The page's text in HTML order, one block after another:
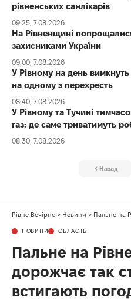
рівненських санлікарів
09:25, 7.08.2026
На Рівненщині
захисниками України
09:00, 7.08.2026
У Рівному на день
на одному з перехресть
08:40, 7.08.2026
У Рівному та Тучині
газ: де саме триватимуть
08:30, 7.08.2026
Назад
Рівне Вечірнє > Новини > Пальне на Рівненщині
НОВИНИ ОБЛАСТЬ
Пальне на
дорожчає так
встигають